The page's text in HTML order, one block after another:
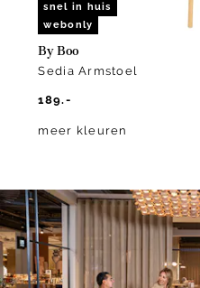
snel in huis
webonly
By Boo
Sedia Armstoel
189.-
meer kleuren